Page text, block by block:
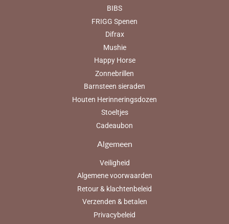
BIBS
FRIGG Spenen
Difrax
Mushie
Happy Horse
Zonnebrillen
Barnsteen sieraden
Houten Herinneringsdozen
Stoeltjes
Cadeaubon
Algemeen
Veiligheid
Algemene voorwaarden
Retour & klachtenbeleid
Verzenden & betalen
Privacybeleid